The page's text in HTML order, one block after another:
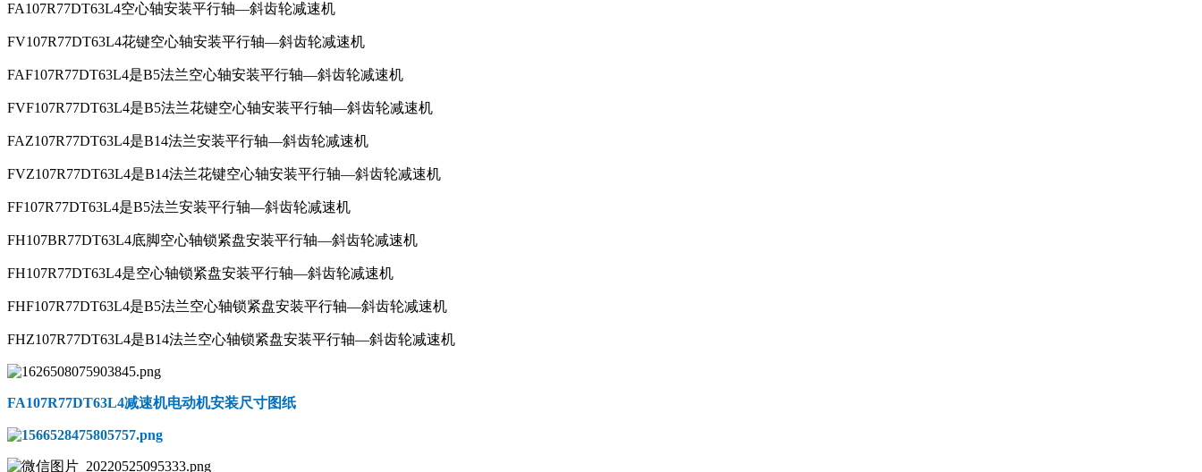
FA107R77DT63L4空心轴安装平行轴—斜齿轮减速机
FV107R77DT63L4花键空心轴安装平行轴—斜齿轮减速机
FAF107R77DT63L4是B5法兰空心轴安装平行轴—斜齿轮减速机
FVF107R77DT63L4是B5法兰花键空心轴安装平行轴—斜齿轮减速机
FAZ107R77DT63L4是B14法兰安装平行轴—斜齿轮减速机
FVZ107R77DT63L4是B14法兰花键空心轴安装平行轴—斜齿轮减速机
FF107R77DT63L4是B5法兰安装平行轴—斜齿轮减速机
FH107BR77DT63L4底脚空心轴锁紧盘安装平行轴—斜齿轮减速机
FH107R77DT63L4是空心轴锁紧盘安装平行轴—斜齿轮减速机
FHF107R77DT63L4是B5法兰空心轴锁紧盘安装平行轴—斜齿轮减速机
FHZ107R77DT63L4是B14法兰空心轴锁紧盘安装平行轴—斜齿轮减速机
FA107R77DT63L4减速机电动机安装尺寸图纸